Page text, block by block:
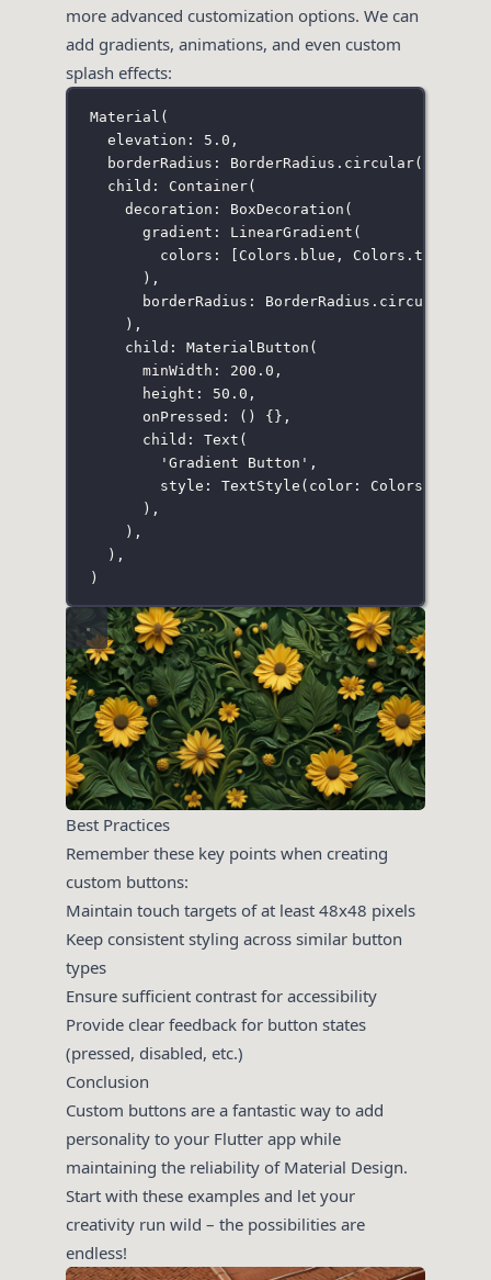
more advanced customization options. We can
add gradients, animations, and even custom
splash effects:
Material (
elevation : 5.0 ,
borderRadius : BorderRadius . circular(
child : Container(
decoration : BoxDecoration (
gradient : LinearGradient (
colors : Colors .blue, Colors .teal],
),
borderRadius : BorderRadius . circular
),
child : MaterialButton (
minWidth : 200.0 ,
height : 50.0 ,
onPressed :
() {},
child : Text (
'Gradient Button' ,
style : TextStyle (color: Colors
),
),
),
)
Best Practices
Remember these key points when creating
custom buttons:
Maintain touch targets of at least 48x48 pixels
Keep consistent styling across similar button
types
Ensure sufficient contrast for accessibility
Provide clear feedback for button states
(pressed, disabled, etc.)
Conclusion
Custom buttons are a fantastic way to add
personality to your Flutter app while
maintaining the reliability of Material Design.
Start with these examples and let your
creativity run wild – the possibilities are
endless!